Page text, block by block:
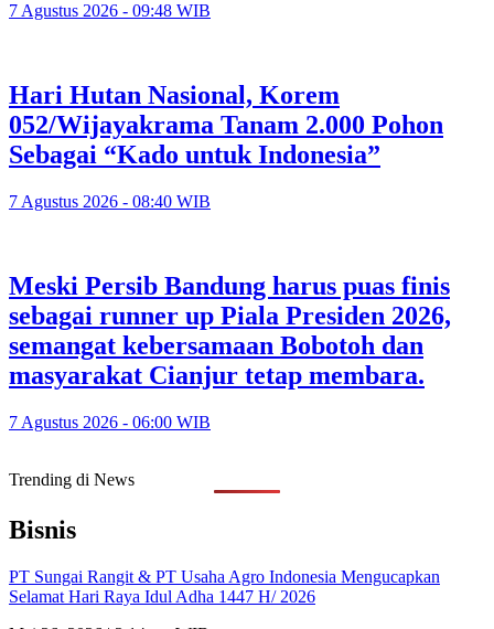
7 Agustus 2026 - 09:48 WIB
Hari Hutan Nasional, Korem
052/Wijayakrama Tanam 2.000 Pohon
Sebagai “Kado untuk Indonesia”
7 Agustus 2026 - 08:40 WIB
Meski Persib Bandung harus puas finis
sebagai runner up Piala Presiden 2026,
semangat kebersamaan Bobotoh dan
masyarakat Cianjur tetap membara.
7 Agustus 2026 - 06:00 WIB
Trending di News
Bisnis
PT Sungai Rangit & PT Usaha Agro Indonesia Mengucapkan
Selamat Hari Raya Idul Adha 1447 H/ 2026